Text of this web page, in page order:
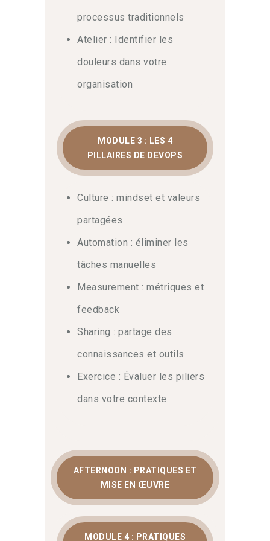
DevSecOps. N’hésitez pas à
contacterpour toute question sur le
processus traditionnels
Atelier : Identifier les
douleurs dans votre
organisation
MODULE 3 : LES 4
PILLAIRES DE DEVOPS
Culture : mindset et valeurs
partagées
Automation : éliminer les
tâches manuelles
Measurement : métriques et
feedback
Sharing : partage des
connaissances et outils
Exercice : Évaluer les piliers
dans votre contexte
AFTERNOON : PRATIQUES ET
MISE EN ŒUVRE
MODULE 4 : PRATIQUES